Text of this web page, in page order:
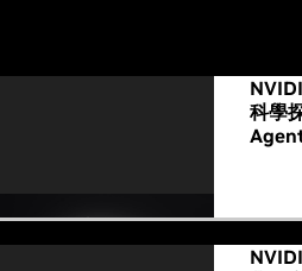
科學